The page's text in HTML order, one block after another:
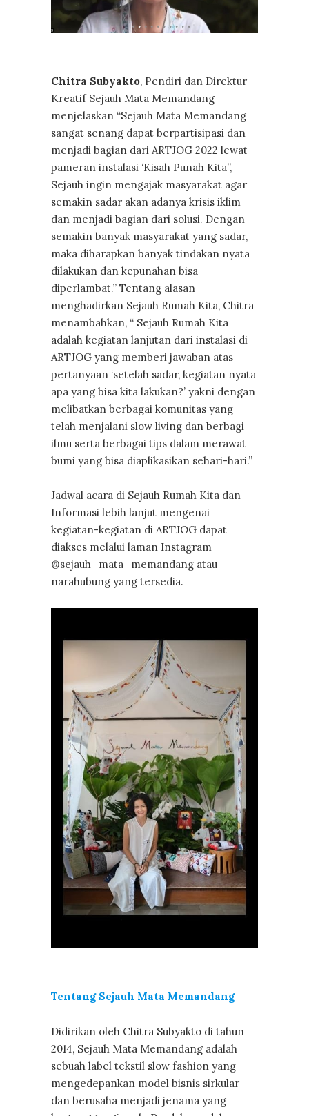
Chitra Subyakto, Pendiri dan Direktur
Kreatif Sejauh Mata Memandang
menjelaskan “Sejauh Mata Memandang
sangat senang dapat berpartisipasi dan
menjadi bagian dari ARTJOG 2022 lewat
pameran instalasi ‘Kisah Punah Kita”,
Sejauh ingin mengajak masyarakat agar
semakin sadar akan adanya krisis iklim
dan menjadi bagian dari solusi. Dengan
semakin banyak masyarakat yang sadar,
maka diharapkan banyak tindakan nyata
dilakukan dan kepunahan bisa
diperlambat.” Tentang alasan
menghadirkan Sejauh Rumah Kita, Chitra
menambahkan, “ Sejauh Rumah Kita
adalah kegiatan lanjutan dari instalasi di
ARTJOG yang memberi jawaban atas
pertanyaan ‘setelah sadar, kegiatan nyata
apa yang bisa kita lakukan?’ yakni dengan
melibatkan berbagai komunitas yang
telah menjalani slow living dan berbagi
ilmu serta berbagai tips dalam merawat
bumi yang bisa diaplikasikan sehari-hari.”
Jadwal acara di Sejauh Rumah Kita dan
Informasi lebih lanjut mengenai
kegiatan-kegiatan di ARTJOG dapat
diakses melalui laman Instagram
@sejauh_mata_memandang atau
narahubung yang tersedia.
Tentang Sejauh Mata Memandang
Didirikan oleh Chitra Subyakto di tahun
2014, Sejauh Mata Memandang adalah
sebuah label tekstil slow fashion yang
mengedepankan model bisnis sirkular
dan berusaha menjadi jenama yang